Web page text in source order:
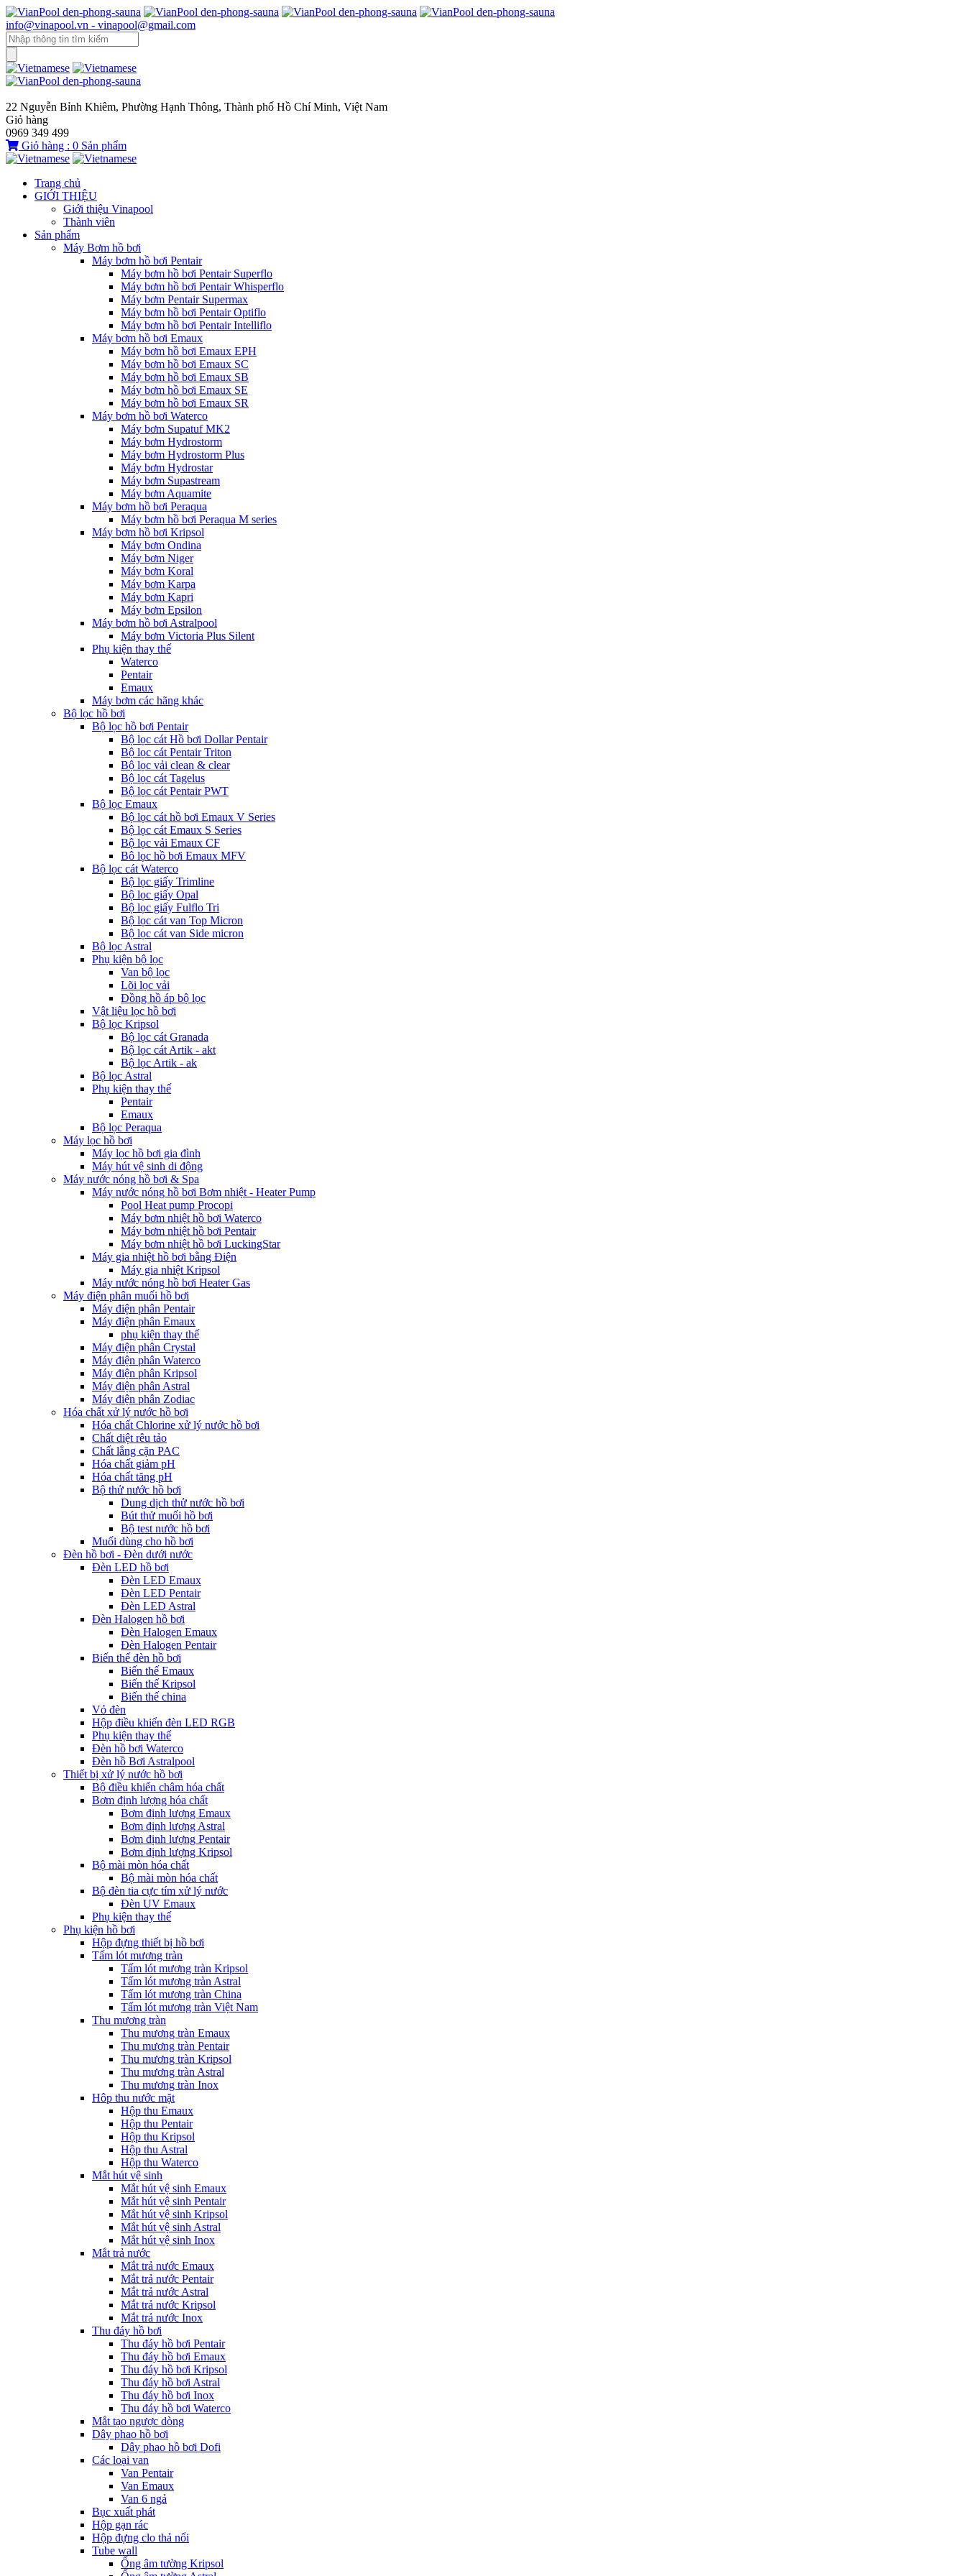
info@vinapool.vn - vinapool@gmail.com
22 Nguyễn Bỉnh Khiêm, Phường Hạnh Thông, Thành phố Hồ Chí Minh, Việt Nam
Giỏ hàng
0969 349 499
Giỏ hàng : 0 Sản phẩm
Trang chủ
GIỚI THIỆU
Giới thiệu Vinapool
Thành viên
Sản phẩm
Máy Bơm hồ bơi
Máy bơm hồ bơi Pentair
Máy bơm hồ bơi Pentair Superflo
Máy bơm hồ bơi Pentair Whisperflo
Máy bơm Pentair Supermax
Máy bơm hồ bơi Pentair Optiflo
Máy bơm hồ bơi Pentair Intelliflo
Máy bơm hồ bơi Emaux
Máy bơm hồ bơi Emaux EPH
Máy bơm hồ bơi Emaux SC
Máy bơm hồ bơi Emaux SB
Máy bơm hồ bơi Emaux SE
Máy bơm hồ bơi Emaux SR
Máy bơm hồ bơi Waterco
Máy bơm Supatuf MK2
Máy bơm Hydrostorm
Máy bơm Hydrostorm Plus
Máy bơm Hydrostar
Máy bơm Supastream
Máy bơm Aquamite
Máy bơm hồ bơi Peraqua
Máy bơm hồ bơi Peraqua M series
Máy bơm hồ bơi Kripsol
Máy bơm Ondina
Máy bơm Niger
Máy bơm Koral
Máy bơm Karpa
Máy bơm Kapri
Máy bơm Epsilon
Máy bơm hồ bơi Astralpool
Máy bơm Victoria Plus Silent
Phụ kiện thay thế
Waterco
Pentair
Emaux
Máy bơm các hãng khác
Bộ lọc hồ bơi
Bộ lọc hồ bơi Pentair
Bộ lọc cát Hồ bơi Dollar Pentair
Bộ lọc cát Pentair Triton
Bộ lọc vải clean & clear
Bộ lọc cát Tagelus
Bộ lọc cát Pentair PWT
Bộ lọc Emaux
Bộ lọc cát hồ bơi Emaux V Series
Bộ lọc cát Emaux S Series
Bộ lọc vải Emaux CF
Bô lọc hồ bơi Emaux MFV
Bộ lọc cát Waterco
Bộ lọc giấy Trimline
Bộ lọc giấy Opal
Bộ lọc giấy Fulflo Tri
Bộ lọc cát van Top Micron
Bộ lọc cát van Side micron
Bộ lọc Astral
Phụ kiện bộ lọc
Van bộ lọc
Lõi lọc vải
Đồng hồ áp bộ lọc
Vật liệu lọc hồ bơi
Bộ lọc Kripsol
Bộ lọc cát Granada
Bộ lọc cát Artik - akt
Bộ lọc Artik - ak
Bộ lọc Astral
Phụ kiện thay thế
Pentair
Emaux
Bộ lọc Peraqua
Máy lọc hồ bơi
Máy lọc hồ bơi gia đình
Máy hút vệ sinh di động
Máy nước nóng hồ bơi & Spa
Máy nước nóng hồ bơi Bơm nhiệt - Heater Pump
Pool Heat pump Procopi
Máy bơm nhiệt hồ bơi Waterco
Máy bơm nhiệt hồ bơi Pentair
Máy bơm nhiệt hồ bơi LuckingStar
Máy gia nhiệt hồ bơi bằng Điện
Máy gia nhiệt Kripsol
Máy nước nóng hồ bơi Heater Gas
Máy điện phân muối hồ bơi
Máy điện phân Pentair
Máy điện phân Emaux
phụ kiện thay thế
Máy điện phân Crystal
Máy điện phân Waterco
Máy điện phân Kripsol
Máy điện phân Astral
Máy điện phân Zodiac
Hóa chất xử lý nước hồ bơi
Hóa chất Chlorine xử lý nước hồ bơi
Chất diệt rêu tảo
Chất lắng cặn PAC
Hóa chất giảm pH
Hóa chất tăng pH
Bộ thử nước hồ bơi
Dung dịch thử nước hồ bơi
Bút thử muối hồ bơi
Bộ test nước hồ bơi
Muối dùng cho hồ bơi
Đèn hồ bơi - Đèn dưới nước
Đèn LED hồ bơi
Đèn LED Emaux
Đèn LED Pentair
Đèn LED Astral
Đèn Halogen hồ bơi
Đèn Halogen Emaux
Đèn Halogen Pentair
Biến thế đèn hồ bơi
Biến thế Emaux
Biến thế Kripsol
Biến thế china
Vỏ đèn
Hộp điều khiển đèn LED RGB
Phụ kiện thay thế
Đèn hồ bơi Waterco
Đèn hồ Bơi Astralpool
Thiết bị xử lý nước hồ bơi
Bộ điều khiển châm hóa chất
Bơm định lượng hóa chất
Bơm định lượng Emaux
Bơm định lượng Astral
Bơm định lượng Pentair
Bơm định lượng Kripsol
Bộ mài mòn hóa chất
Bộ mài mòn hóa chất
Bộ đèn tia cực tím xử lý nước
Đèn UV Emaux
Phụ kiện thay thế
Phụ kiện hồ bơi
Hộp đựng thiết bị hồ bơi
Tấm lót mương tràn
Tấm lót mương tràn Kripsol
Tấm lót mương tràn Astral
Tấm lót mương tràn China
Tấm lót mương tràn Việt Nam
Thu mương tràn
Thu mương tràn Emaux
Thu mương tràn Pentair
Thu mương tràn Kripsol
Thu mương tràn Astral
Thu mương tràn Inox
Hôp thu nước mặt
Hộp thu Emaux
Hộp thu Pentair
Hộp thu Kripsol
Hộp thu Astral
Hộp thu Waterco
Mắt hút vệ sinh
Mắt hút vệ sinh Emaux
Mắt hút vệ sinh Pentair
Mắt hút vệ sinh Kripsol
Mắt hút vệ sinh Astral
Mắt hút vệ sinh Inox
Mắt trả nước
Mắt trả nước Emaux
Mắt trả nước Pentair
Mắt trả nước Astral
Mắt trả nước Kripsol
Mắt trả nước Inox
Thu đáy hồ bơi
Thu đáy hồ bơi Pentair
Thu đáy hồ bơi Emaux
Thu đáy hồ bơi Kripsol
Thu đáy hồ bơi Astral
Thu đáy hồ bơi Inox
Thu đáy hồ bơi Waterco
Mắt tạo ngược dòng
Dây phao hồ bơi
Dây phao hồ bơi Dofi
Các loại van
Van Pentair
Van Emaux
Van 6 ngả
Bục xuất phát
Hộp gạn rác
Hộp đựng clo thả nổi
Tube wall
Ống âm tường Kripsol